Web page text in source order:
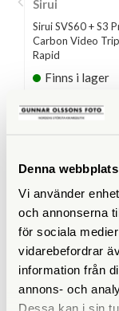
Denna
Vi använder
och annonserna
för sociala
vidarebefordrar
information från
annons- och
Dessa kan i sin
Sirui
Sirui SVS60 + S3
Carbon Video
Rapid
Finns i lager
4.890 SEK
Maxhöjd med